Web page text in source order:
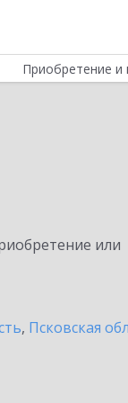
Приобретение и
или
, Псковская